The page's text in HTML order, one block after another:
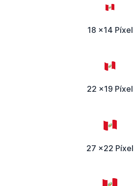
18 x14 Píxel
22 x19 Píxel
27 x22 Píxel